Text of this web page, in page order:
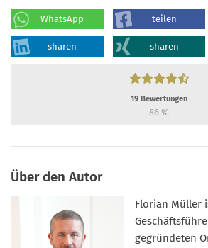
WhatsApp teilen
sharen sharen
19 Bewertungen
86 %
Über den Autor
Florian Müller
gegründeten